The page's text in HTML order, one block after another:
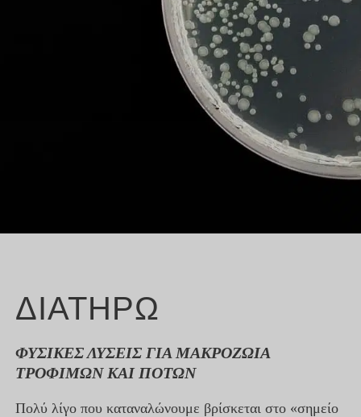
ΔΙΑΤΗΡΩ
ΦΥΣΙΚΈΣ ΛΎΣΕΙΣ ΓΙΑ ΜΑΚΡΟΖΩΊΑ
ΤΡΟΦΊΜΩΝ ΚΑΙ ΠΟΤΏΝ
Πολύ λίγο που καταναλώνουμε βρίσκεται στο «σημείο